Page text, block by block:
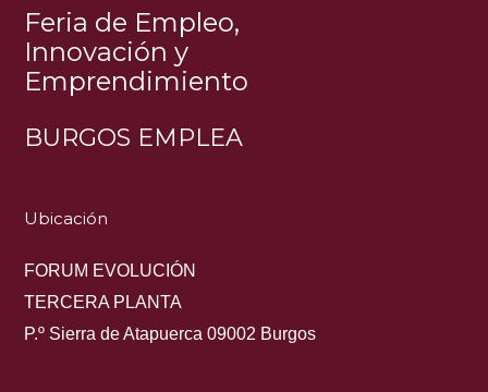
Feria de Empleo,
Innovación y
Emprendimiento
BURGOS EMPLEA
Ubicación
FORUM EVOLUCIÓN
TERCERA PLANTA
P.º Sierra de Atapuerca 09002 Burgos